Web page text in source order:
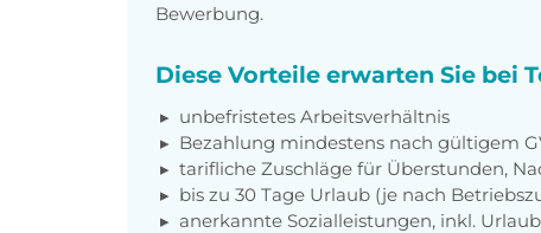
Bewerbung.
Diese Vorteile erwarten Sie bei
unbefristetes Arbeitsverhältnis
Bezahlung mindestens nach gültigem
tarifliche Zuschläge für Überstunden,
bis zu 30 Tage Urlaub (je nach
anerkannte Sozialleistungen, inkl.